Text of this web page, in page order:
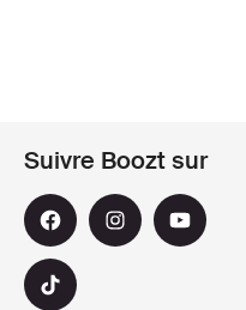
Suivre Boozt sur